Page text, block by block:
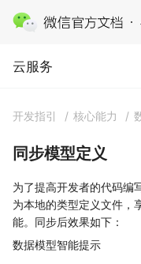
云服务
云服务
开发指引 / 核心能力 /
同步模型定义
为了提高开发者的代码编
为本地的类型定义文件，
能。同步后效果如下：
数据模型智能提示